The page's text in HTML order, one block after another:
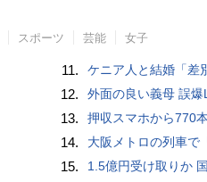
スポーツ 芸能 女子
11. ケニア人と結婚「差
12. 外面の良い義母 誤爆
13. 押収スマホから770本のわいせつ動画 15歳少女に酒と薬飲ませ
14. 大阪メトロの列車で
15. 1.5億円受け取りか